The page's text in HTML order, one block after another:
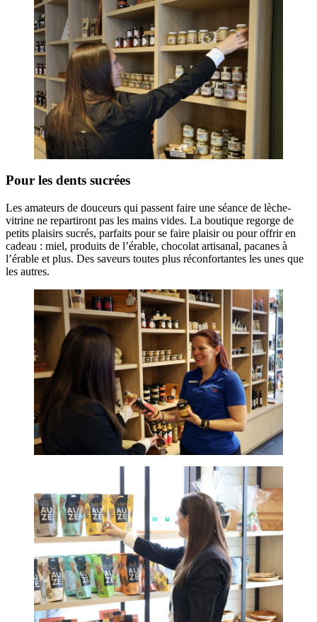
Pour les dents sucrées
Les amateurs de douceurs qui passent faire une séance de lèche-
vitrine ne repartiront pas les mains vides. La boutique regorge de
petits plaisirs sucrés, parfaits pour se faire plaisir ou pour offrir en
cadeau : miel, produits de l’érable, chocolat artisanal, pacanes à
l’érable et plus. Des saveurs toutes plus réconfortantes les unes que
les autres.